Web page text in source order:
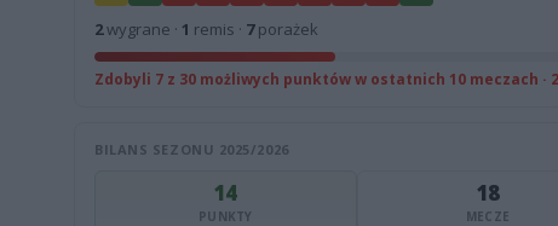
2wygrane · 1 remis · 7porażek
Zdobyli 7 z 30 możliwych punktów w ostatnich 10 meczach ·
BILANS SEZONU 2025/2026
14
PUNKTY
18
MECZE